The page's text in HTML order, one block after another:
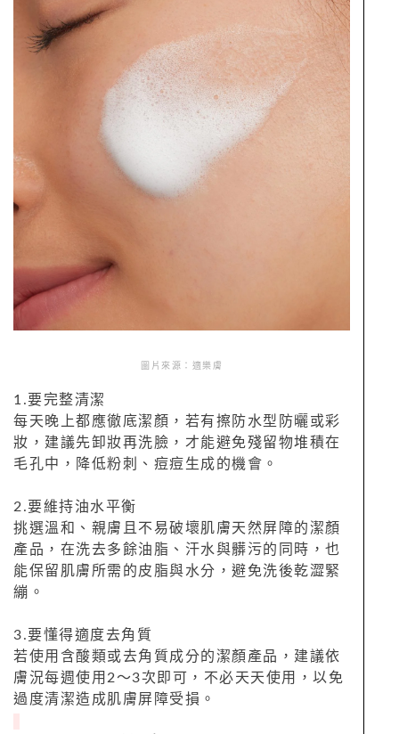
圖片來源：適樂膚
1.要完整清潔
每天晚上都應徹底潔顏，若有擦防水型防曬或彩
妝，建議先卸妝再洗臉，才能避免殘留物堆積在
毛孔中，降低粉刺、痘痘生成的機會。
2.要維持油水平衡
挑選溫和、親膚且不易破壞肌膚天然屏障的潔顏
產品，在洗去多餘油脂、汗水與髒污的同時，也
能保留肌膚所需的皮脂與水分，避免洗後乾澀緊
繃。
3.要懂得適度去角質
若使用含酸類或去角質成分的潔顏產品，建議依
膚況每週使用2～3次即可，不必天天使用，以免
過度清潔造成肌膚屏障受損。